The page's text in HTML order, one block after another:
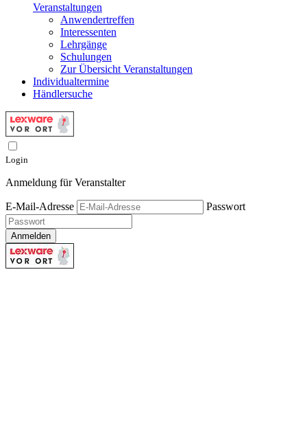
Veranstaltungen
Anwendertreffen
Interessenten
Lehrgänge
Schulungen
Zur Übersicht Veranstaltungen
Individualtermine
Händlersuche
Login
Anmeldung für Veranstalter
E-Mail-Adresse Passwort
Anmelden